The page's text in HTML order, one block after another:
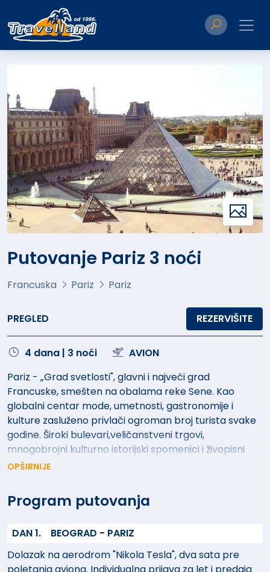
Putovanje Pariz 3 noći
Francuska Pariz Pariz
PREGLED REZERVIŠITE
4 dana | 3 noći
AVION
Pariz - „Grad svetlosti", glavni i najveći grad
Francuske, smešten na obalama reke Sene. Kao
globalni centar mode, umetnosti, gastronomije i
kulture zasluženo privlači ogroman broj turista svake
godine. Široki bulevari,veličanstveni trgovi,
mnogobrojni kulturno istorijski spomenici i živopisni
kvartovi su pod zaštitom UNESCO-a. Notr Dam,
Opere, Jeliseljska polja, Trijumfalna kapija, dvorac
Versaj... samo su neki od svedoka bogate istorije ovog
OPŠIRNIJE
Program putovanja
DAN 1.
BEOGRAD - PARIZ
Dolazak na aerodrom "Nikola Tesla", dva sata pre